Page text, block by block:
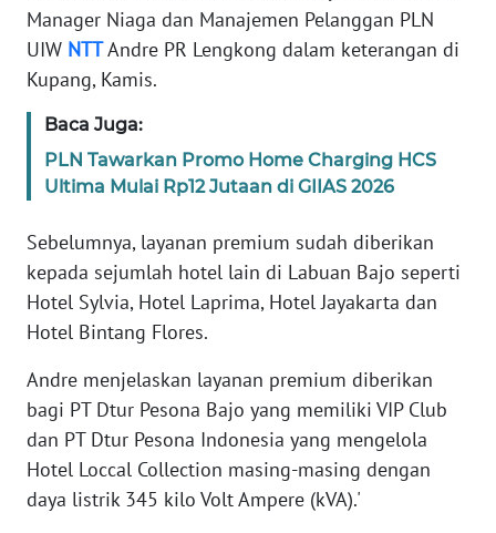
Manager Niaga dan Manajemen Pelanggan PLN
UIW NTTAndre PR Lengkong dalam keterangan di
Kupang, Kamis.
Baca Juga:
PLN Tawarkan Promo Home Charging HCS
Ultima Mulai Rp12 Jutaan di GIIAS 2026
Sebelumnya, layanan premium sudah diberikan
kepada sejumlah hotel lain di Labuan Bajo seperti
Hotel Sylvia, Hotel Laprima, Hotel Jayakarta dan
Hotel Bintang Flores.
Andre menjelaskan layanan premium diberikan
bagi PT Dtur Pesona Bajo yang memiliki VIP Club
dan PT Dtur Pesona Indonesia yang mengelola
Hotel Loccal Collection masing-masing dengan
daya listrik 345 kilo Volt Ampere (kVA).'
DISCLAIMER
Wahana
News
Regional
WN
WN
JAKARTA
JABAR
WN
BANTEN